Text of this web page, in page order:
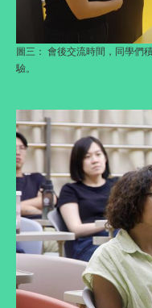
圖三： 會後交流時間，同學們
驗。